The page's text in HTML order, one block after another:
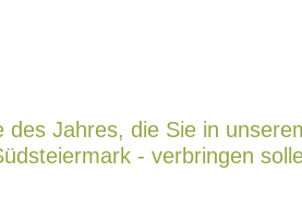
Jahres, die Sie in
- verbringen